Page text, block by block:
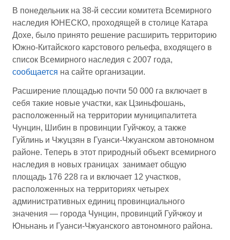
В понедельник на 38-й сессии комитета Всемирного
наследия ЮНЕСКО, проходящей в столице Катара
Дохе, было принято решение расширить территорию
Южно-Китайского карстового рельефа, входящего в
список Всемирного наследия с 2007 года,
сообщается на сайте организации.
Расширение площадью почти 50 000 га включает в
себя такие новые участки, как Цзиньфошань,
расположенный на территории муниципалитета
Чунцин, Шибин в провинции Гуйчжоу, а также
Гуйлинь и Чжуцзян в Гуанси-Чжуанском автономном
районе. Теперь в этот природный объект всемирного
наследия в новых границах занимает общую
площадь 176 228 га и включает 12 участков,
расположенных на территориях четырех
административных единиц провинциального
значения — города Чунцин, провинций Гуйчжоу и
Юньнань и Гуанси-Чжуанского автономного района.